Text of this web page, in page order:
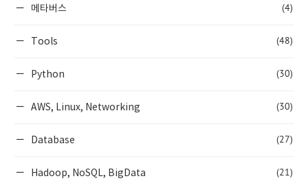
메타버스 (4)
Tools (48)
Python (30)
AWS, Linux, Networking (30)
Database (27)
Hadoop, NoSQL, BigData (21)